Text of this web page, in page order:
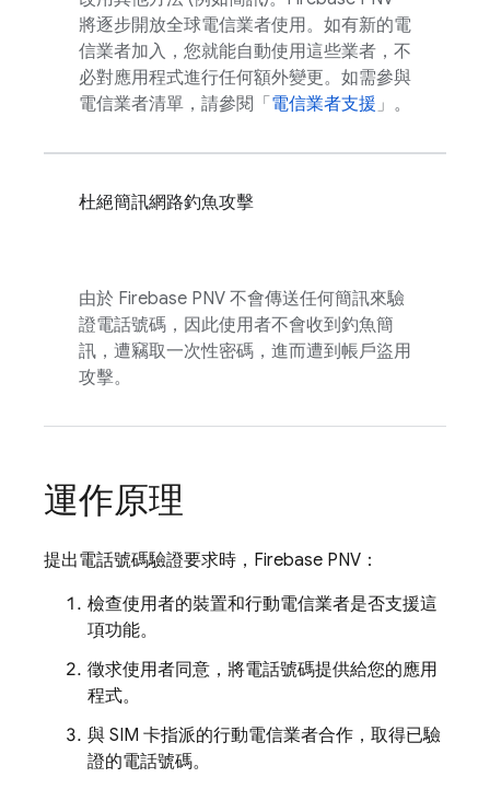
將逐步開放全球電信業者使用。如有新的電
信業者加入，您就能自動使用這些業者，不
必對應用程式進行任何額外變更。如需參與
電信業者清單，請參閱「 電信業者支援 」。
杜絕簡訊網路釣魚攻擊
由於 Firebase PNV 不會傳送任何簡訊來驗
證電話號碼，因此使用者不會收到釣魚簡
訊，遭竊取一次性密碼，進而遭到帳戶盜用
攻擊。
運作原理
提出電話號碼驗證要求時， Firebase PNV ：
檢查使用者的裝置和行動電信業者是否支援這
項功能。
徵求使用者同意，將電話號碼提供給您的應用
程式。
與 SIM 卡指派的行動電信業者合作，取得已驗
證的電話號碼。